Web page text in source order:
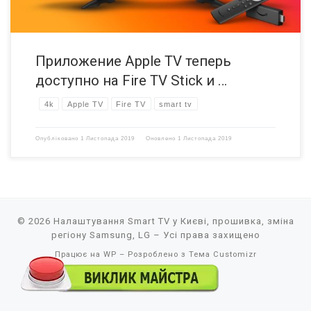
Приложение Apple TV теперь
доступно на Fire TV Stick и …
4k Apple TV Fire TV smart tv
Опубліковано 1 Листопада 2019 Оновлено 1 Листопада 2019
© 2026 Налаштування Smart TV у Києві, прошивка, зміна
регіону Samsung, LG – Усі права захищено
Працює на WP – Розроблено з Тема Customizr